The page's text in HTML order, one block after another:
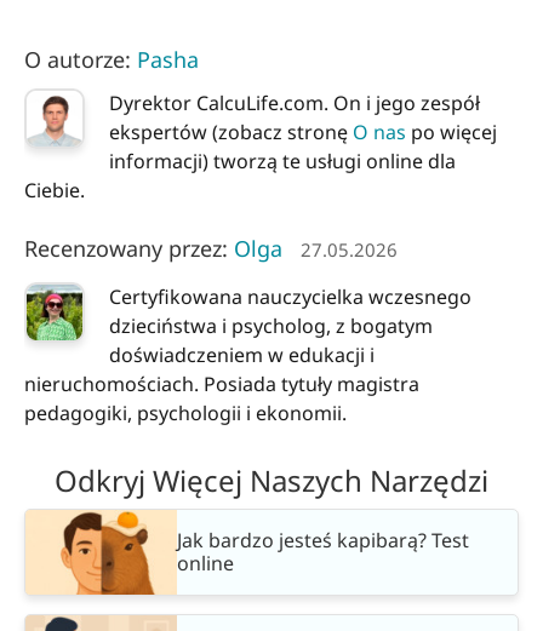
O autorze: Pasha
Dyrektor CalcuLife.com. On i jego zespół
ekspertów (zobacz stronę O nas po więcej
informacji) tworzą te usługi online dla
Ciebie.
Recenzowany przez: Olga 27.05.2026
Certyfikowana nauczycielka wczesnego
dzieciństwa i psycholog, z bogatym
doświadczeniem w edukacji i
nieruchomościach. Posiada tytuły magistra
pedagogiki, psychologii i ekonomii.
Odkryj Więcej Naszych Narzędzi
Jak bardzo jesteś kapibarą? Test
online